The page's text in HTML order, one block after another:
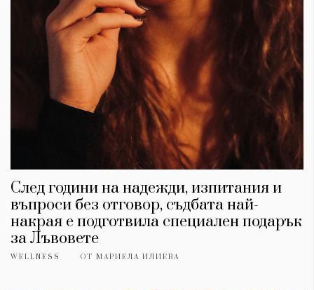
След години на надежди, изпитания и
въпроси без отговор, съдбата най-
накрая е подготвила специален подарък
за Лъвовете
WELLNESS ОТ МАРИЕЛА ИЛИЕВА